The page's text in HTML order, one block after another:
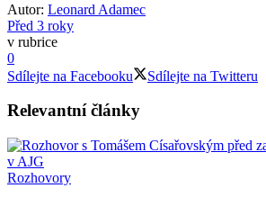
Autor: Leonard Adamec
Před 3 roky
v rubrice
0
Sdílejte na Facebooku
Sdílejte na Twitteru
Relevantníčlánky
Rozhovory